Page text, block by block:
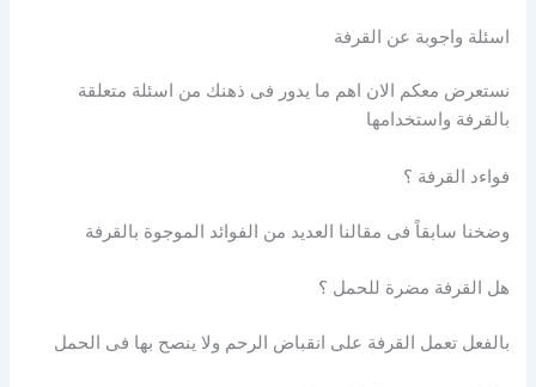
اسئلة واجوبة عن القرفة
نستعرض معكم الان اهم ما يدور فى ذهنك من اسئلة متعلقة
بالقرفة واستخدامها
فواءد القرفة ؟
وضخنا سابقاً فى مقالنا العديد من الفوائد الموجوة بالقرفة
هل القرفة مضرة للحمل ؟
بالفعل تعمل القرفة على انقباض الرحم ولا ينصح بها فى الحمل